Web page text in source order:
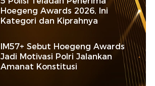
Hoegeng Awards 2026, Ini
Kategori dan Kiprahnya
IM57+ Sebut Hoegeng Awards
Jadi Motivasi Polri Jalankan
Amanat Konstitusi